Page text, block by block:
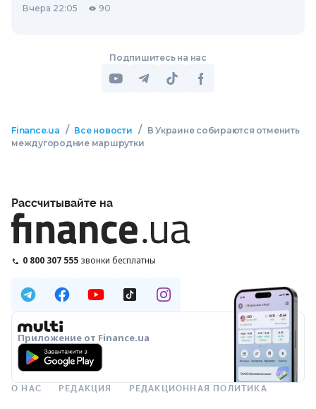
Вчера 22:05 90
Подпишитесь на нас
Finance.ua / Все новости /
В Украине собираются отменить
междугородние маршрутки
Рассчитывайте на
0 800 307 555 звонки бесплатны
Приложение от Finance.ua
О НАС РЕДАКЦИЯ РЕДАКЦИОННАЯ ПОЛИТИКА